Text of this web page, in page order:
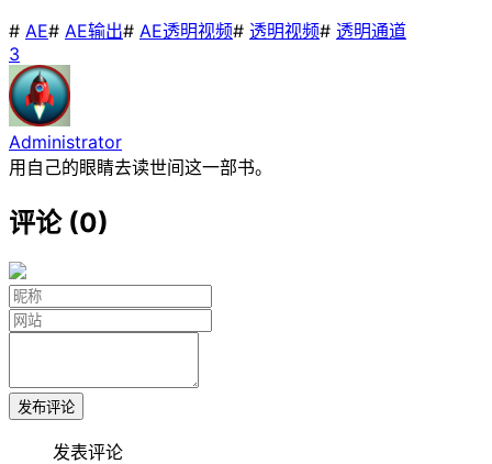
# AE# AE输出# AE透明视频# 透明视频# 透明通道
3
Administrator
用自己的眼睛去读世间这一部书。
评论 (0)
发布评论
发表评论